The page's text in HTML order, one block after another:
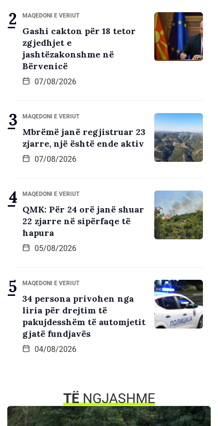
MAQEDONI E VERIUT
Gashi cakton për 18 tetor
zgjedhjet e
jashtëzakonshme në
Bërvenicë
07/08/2026
MAQEDONI E VERIUT
Mbrëmë janë regjistruar 23
zjarre, një është ende aktiv
07/08/2026
MAQEDONI E VERIUT
QMK: Për 24 orë janë shuar
22 zjarre në sipërfaqe të
hapura
05/08/2026
MAQEDONI E VERIUT
34 persona privohen nga
liria për drejtim të
pakujdesshëm të automjetit
gjatë fundjavës
04/08/2026
TËNGJASHME